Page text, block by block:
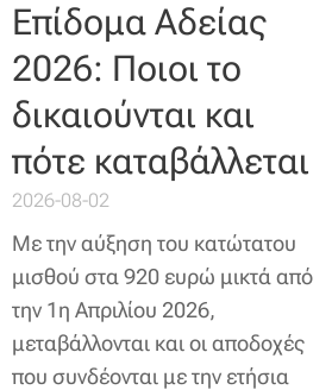
Επίδομα Αδείας
2026: Ποιοι το
δικαιούνται και
πότε καταβάλλεται
2026-08-02
Με την αύξηση του κατώτατου
μισθού στα 920 ευρώ μικτά από
την 1η Απριλίου 2026,
μεταβάλλονται και οι αποδοχές
που συνδέονται με την ετήσια